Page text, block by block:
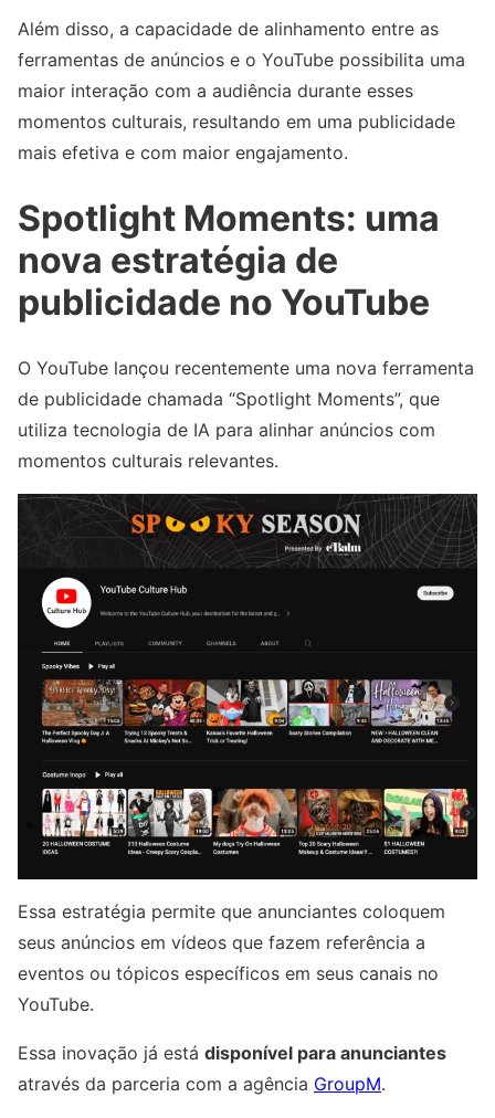
Além disso, a capacidade de alinhamento entre as
ferramentas de anúncios e o YouTube possibilita uma
maior interação com a audiência durante esses
momentos culturais, resultando em uma publicidade
mais efetiva e com maior engajamento.
Spotlight Moments: uma
nova estratégia de
publicidade no YouTube
O YouTube lançou recentemente uma nova ferramenta
de publicidade chamada “Spotlight Moments”, que
utiliza tecnologia de IA para alinhar anúncios com
momentos culturais relevantes.
Essa estratégia permite que anunciantes coloquem
seus anúncios em vídeos que fazem referência a
eventos ou tópicos específicos em seus canais no
YouTube.
Essa inovação já está disponível para anunciantes
através da parceria com a agência GroupM.